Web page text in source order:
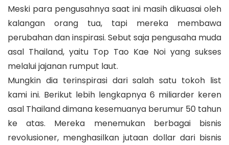
Meski para pengusahnya saat ini masih dikuasai oleh
kalangan orang tua, tapi mereka membawa
perubahan dan inspirasi. Sebut saja pengusaha muda
asal Thailand, yaitu Top Tao Kae Noi yang sukses
melalui jajanan rumput laut.
Mungkin dia terinspirasi dari salah satu tokoh list
kami ini. Berikut lebih lengkapnya 6 miliarder keren
asal Thailand dimana kesemuanya berumur 50 tahun
ke atas. Mereka menemukan berbagai bisnis
revolusioner, menghasilkan jutaan dollar dari bisnis